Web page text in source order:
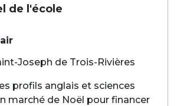
de l'école
Joseph de Trois-Rivières
profils anglais et sciences
marché de Noël pour financer